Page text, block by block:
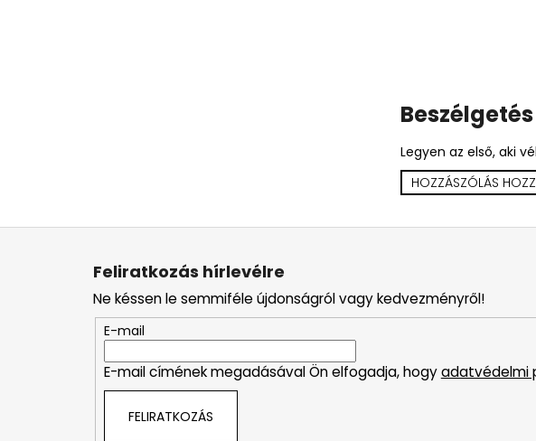
Legyen az első, aki
HOZZÁSZÓLÁS
Feliratkozás hírlevélre
Ne késsen le semmiféle újdonságról vagy kedvezményről!
E-mail
E-mail címének megadásával Ön elfogadja, hogyadatvédelmi
FELIRATKOZÁS